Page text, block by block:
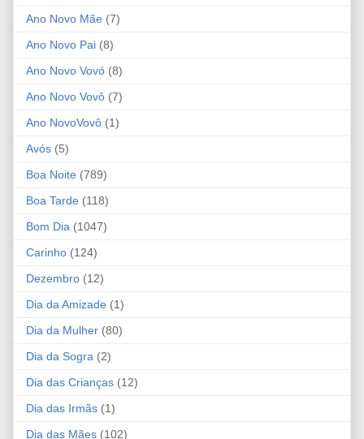
Ano Novo Mãe (7)
Ano Novo Pai (8)
Ano Novo Vovó (8)
Ano Novo Vovô (7)
Ano NovoVovô (1)
Avós (5)
Boa Noite (789)
Boa Tarde (118)
Bom Dia (1047)
Carinho (124)
Dezembro (12)
Dia da Amizade (1)
Dia da Mulher (80)
Dia da Sogra (2)
Dia das Crianças (12)
Dia das Irmãs (1)
Dia das Mães (102)